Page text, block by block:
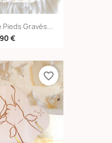
Gravés...
€
favorite_border